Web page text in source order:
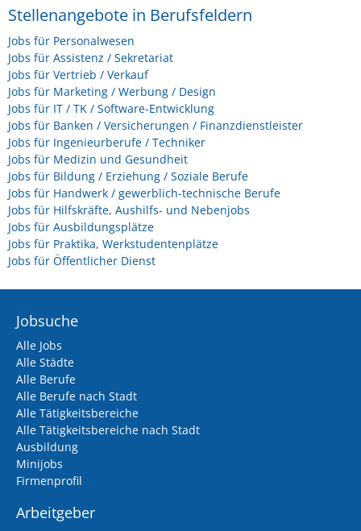
Stellenangebote in Berufsfeldern
Jobs für Personalwesen
Jobs für Assistenz / Sekretariat
Jobs für Vertrieb / Verkauf
Jobs für Marketing / Werbung / Design
Jobs für IT / TK / Software-Entwicklung
Jobs für Banken / Versicherungen / Finanzdienstleister
Jobs für Ingenieurberufe / Techniker
Jobs für Medizin und Gesundheit
Jobs für Bildung / Erziehung / Soziale Berufe
Jobs für Handwerk / gewerblich-technische Berufe
Jobs für Hilfskräfte, Aushilfs- und Nebenjobs
Jobs für Ausbildungsplätze
Jobs für Praktika, Werkstudentenplätze
Jobs für Öffentlicher Dienst
Jobsuche
Alle Jobs
Alle Städte
Alle Berufe
Alle Berufe nach Stadt
Alle Tätigkeitsbereiche
Alle Tätigkeitsbereiche nach Stadt
Ausbildung
Minijobs
Firmenprofil
Arbeitgeber